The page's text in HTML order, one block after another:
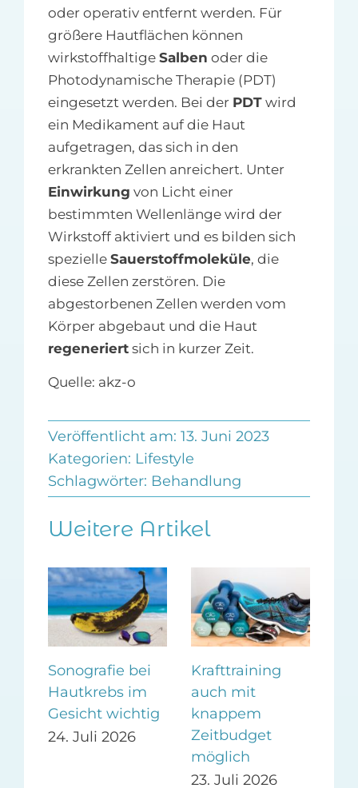
oder operativ entfernt werden. Für
größere Hautflächen können
wirkstoffhaltige Salben oder die
Photodynamische Therapie (PDT)
eingesetzt werden. Bei der PDTwird
ein Medikament auf die Haut
aufgetragen, das sich in den
erkrankten Zellen anreichert. Unter
Einwirkung von Licht einer
bestimmten Wellenlänge wird der
Wirkstoff aktiviert und es bilden sich
spezielle Sauerstoffmoleküle, die
diese Zellen zerstören. Die
abgestorbenen Zellen werden vom
Körper abgebaut und die Haut
regeneriertsich in kurzer Zeit.
Quelle: akz-o
Veröffentlicht am: 13. Juni 2023
Kategorien: Lifestyle
Schlagwörter: Behandlung
Weitere Artikel
Sonografie bei
Hautkrebs im
Gesicht wichtig
24. Juli 2026
Krafttraining
auch mit
knappem
Zeitbudget
möglich
23. Juli 2026